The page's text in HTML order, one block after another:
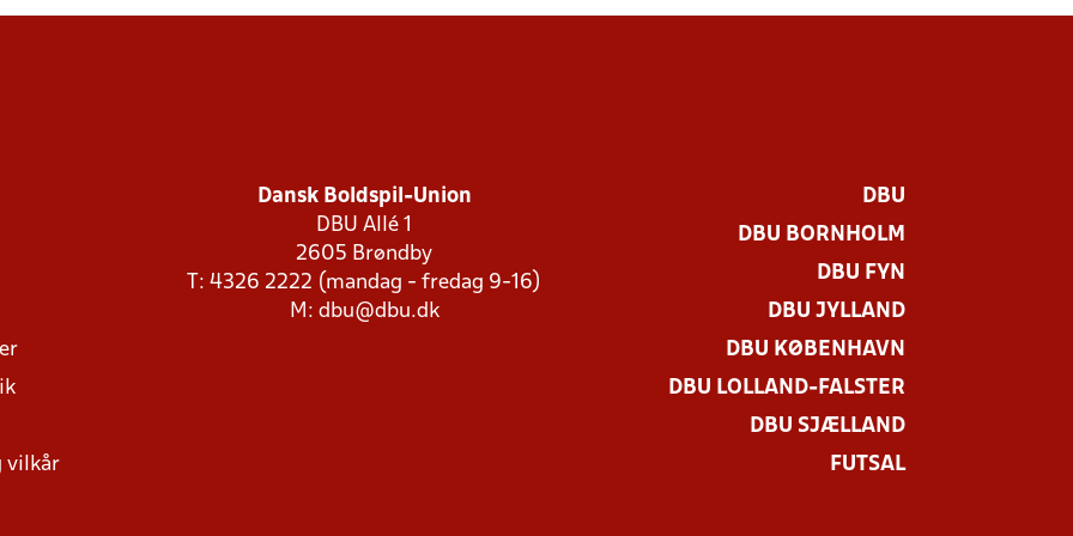
vilkår
Dansk Boldspil-Union
DBU Allé 1
2605 Brøndby
T: 4326 2222 (mandag - fredag 9-16)
M: dbu@dbu.dk
DBU
DBU BORNHOLM
DBU FYN
DBU JYLLAND
DBU KØBENHAVN
DBU LOLLAND-FALSTER
DBU SJÆLLAND
FUTSAL